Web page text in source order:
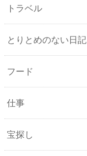
トラベル
とりとめのない日記
フード
仕事
宝探し